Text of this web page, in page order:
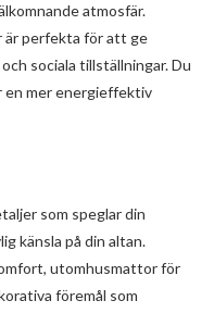
atmosfär.
är perfekta för att ge
sociala tillställningar. Du
en mer energieffektiv
som speglar din
känsla på din altan.
utomhusmattor för
föremål som